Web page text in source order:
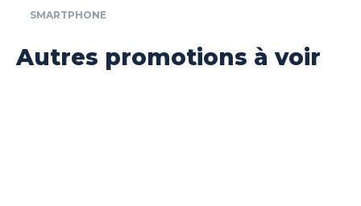
SMARTPHONE
Autres promotions à voir